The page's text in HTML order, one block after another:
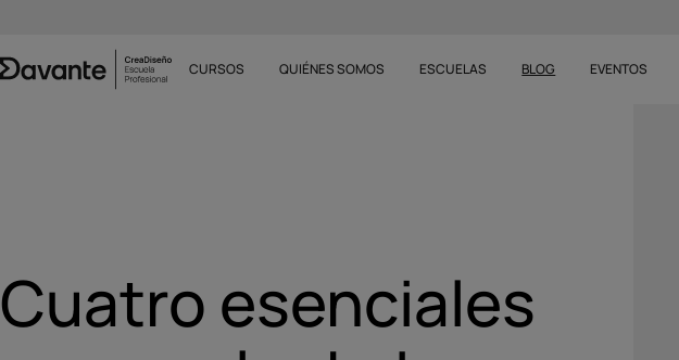
CURSOS QUIÉNES SOMOS ESCUELAS BLOG EVENTOS
Cuatro esenciales